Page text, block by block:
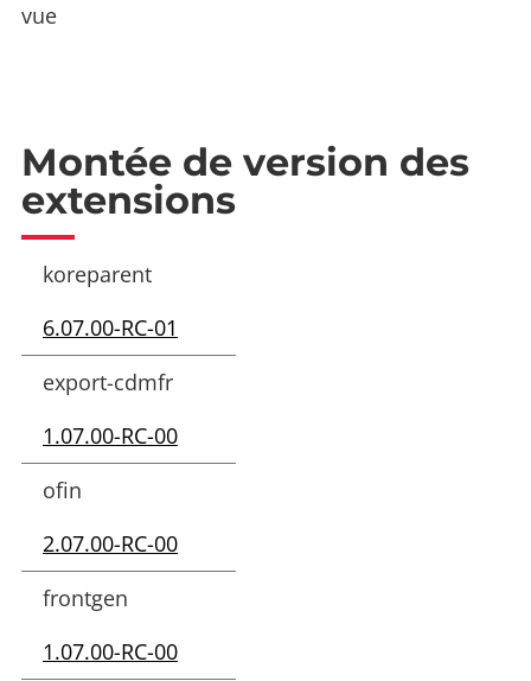
vue
Montée de version des
extensions
koreparent
6.07.00-RC-01
export-cdmfr
1.07.00-RC-00
ofin
2.07.00-RC-00
frontgen
1.07.00-RC-00